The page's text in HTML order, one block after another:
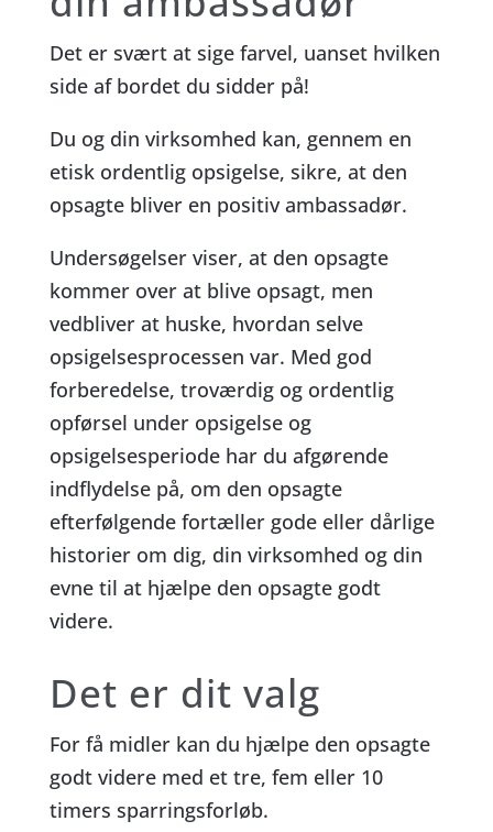
Det er svært at sige farvel, uanset hvilken
side af bordet du sidder på!
Du og din virksomhed kan, gennem en
etisk ordentlig opsigelse, sikre, at den
opsagte bliver en positiv ambassadør.
Undersøgelser viser, at den opsagte
kommer over at blive opsagt, men
vedbliver at huske, hvordan selve
opsigelsesprocessen var. Med god
forberedelse, troværdig og ordentlig
opførsel under opsigelse og
opsigelsesperiode har du afgørende
indflydelse på, om den opsagte
efterfølgende fortæller gode eller dårlige
historier om dig, din virksomhed og din
evne til at hjælpe den opsagte godt
videre.
Det er dit valg
For få midler kan du hjælpe den opsagte
godt videre med et tre, fem eller 10
timers sparringsforløb.